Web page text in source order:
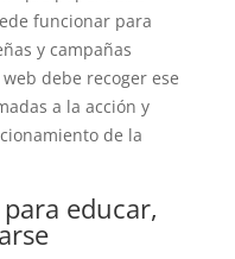
funcionar para
y campañas
debe recoger ese
a la acción y
de la
educar,